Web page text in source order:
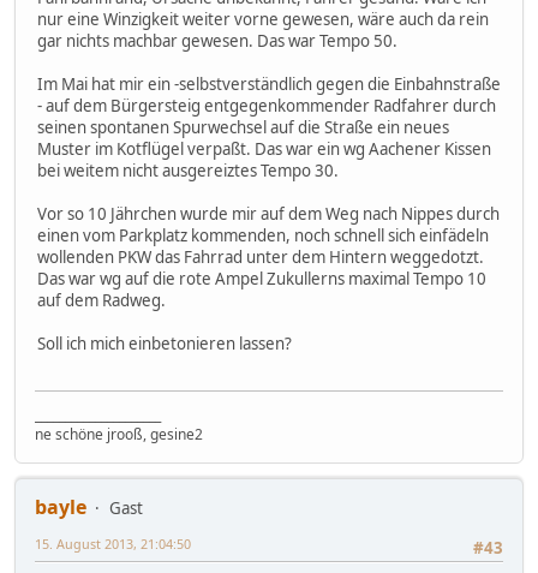
nur eine Winzigkeit weiter vorne gewesen, wäre auch da rein
gar nichts machbar gewesen. Das war Tempo 50.
Im Mai hat mir ein -selbstverständlich gegen die Einbahnstraße
- auf dem Bürgersteig entgegenkommender Radfahrer durch
seinen spontanen Spurwechsel auf die Straße ein neues
Muster im Kotflügel verpaßt. Das war ein wg Aachener Kissen
bei weitem nicht ausgereiztes Tempo 30.
Vor so 10 Jährchen wurde mir auf dem Weg nach Nippes durch
einen vom Parkplatz kommenden, noch schnell sich einfädeln
wollenden PKW das Fahrrad unter dem Hintern weggedotzt.
Das war wg auf die rote Ampel Zukullerns maximal Tempo 10
auf dem Radweg.
Soll ich mich einbetonieren lassen?
ne schöne jrooß, gesine2
bayle
Gast
#43
15. August 2013, 21:04:50